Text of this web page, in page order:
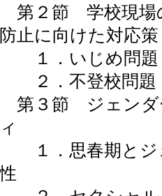
第２節 学校現場
防止に向けた対応策
１．いじめ問題
２．不登校問題
第３節 ジェンダ
ィ
１．思春期とジ
性